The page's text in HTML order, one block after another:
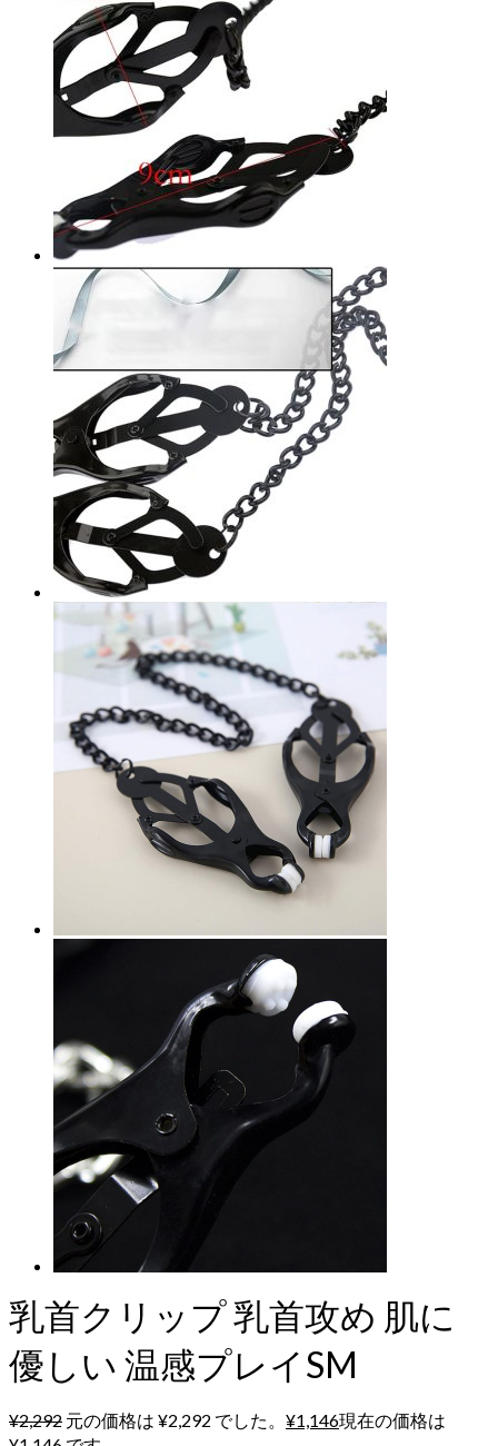
乳首クリップ 乳首攻め 肌に
優しい 温感プレイSM
¥2,292 元の価格は ¥2,292 でした。 ¥1,146現在の価格は